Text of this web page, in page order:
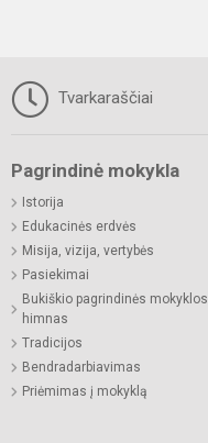
Tvarkaraščiai
Pagrindinė mokykla
Istorija
Edukacinės erdvės
Misija, vizija, vertybės
Pasiekimai
Bukiškio pagrindinės mokyklos
himnas
Tradicijos
Bendradarbiavimas
Priėmimas į mokyklą